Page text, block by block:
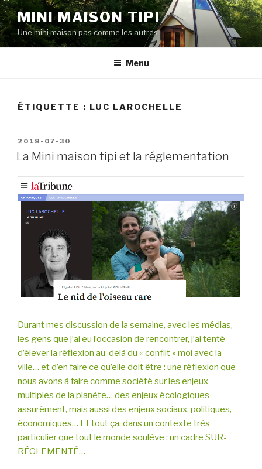
Aller
au
contenu
MINI MAISON TIPI
Une mini maison pas comme les autres
Menu
ÉTIQUETTE : LUC LAROCHELLE
PUBLIÉ
LE
2018-07-30
La Mini maison tipi et la réglementation
Durant mes discussion de la semaine, avec les médias,
les gens que j’ai eu l’occasion de rencontrer, j’ai tenté
d’élever la réflexion au-delà du « conflit » moi avec la
ville… et d’en faire ce qu’elle doit être : une réflexion que
nous avons à faire comme société sur les enjeux
multiples de la planète… des enjeux écologiques
assurément, mais aussi des enjeux sociaux, politiques,
économiques… Et tout ça, dans un contexte très
particulier que tout le monde soulève : un cadre SUR-
RÉGLEMENTÉ…